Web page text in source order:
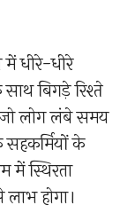
धीरे-धीरे
बिगड़े रिश्ते
लोग लंबे समय
के
में स्थिरता
होगा।